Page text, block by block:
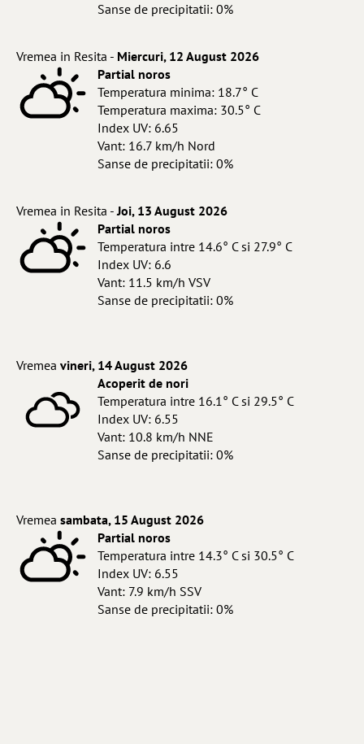
Sanse de precipitatii: 0%
Vremea in Resita - Miercuri, 12 August 2026
Partial noros
Temperatura minima: 18.7° C
Temperatura maxima: 30.5° C
Index UV: 6.65
Vant: 16.7 km/h Nord
Sanse de precipitatii: 0%
Vremea in Resita -Joi, 13 August 2026
Partial noros
Temperatura intre 14.6° C si 27.9° C
Index UV: 6.6
Vant: 11.5 km/h VSV
Sanse de precipitatii: 0%
Vremea vineri, 14 August 2026
Acoperit de nori
Temperatura intre 16.1° C si 29.5° C
Index UV: 6.55
Vant: 10.8 km/h NNE
Sanse de precipitatii: 0%
Vremea sambata, 15 August 2026
Partial noros
Temperatura intre 14.3° C si 30.5° C
Index UV: 6.55
Vant: 7.9 km/h SSV
Sanse de precipitatii: 0%